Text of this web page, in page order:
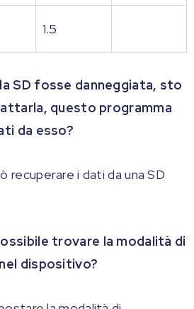
1.5
SD fosse danneggiata, sto
questo programma
da esso?
recuperare i dati da una SD
trovare la modalità di
dispositivo?